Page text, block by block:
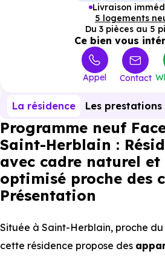
Livraison
5 logements
Du 3 pièces au 5
Ce bien vous
Appel Contact
La résidence Les prestations
Programme neuf
Saint-Herblain :
avec cadre naturel
optimisé proche des
Présentation
Située à Saint-Herblain, proche
cette résidence propose des